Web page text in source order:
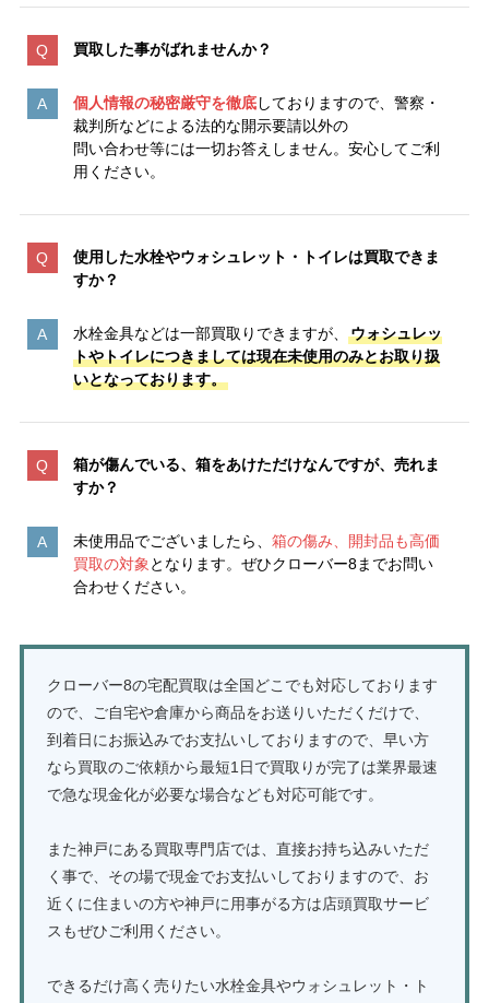
買取した事がばれませんか？
個人情報の秘密厳守を徹底しておりますので、警察・
裁判所などによる法的な開示要請以外の
問い合わせ等には一切お答えしません。安心してご利
用ください。
使用した水栓やウォシュレット ・トイレは買取できま
すか？
水栓金具などは一部買取りできますが、
ウォシュレッ
トやトイレにつきましては現在未使用のみとお取り扱
いとなっております。
箱が傷んでいる、箱をあけただけなんですが、売れま
すか？
未使用品でございましたら、 箱の傷み、開封品も高価
買取の対象となります。ぜひクローバー8までお問い
合わせください。
クローバー8の宅配買取は全国どこでも対応しております
ので、ご自宅や倉庫から商品をお送りいただくだけで、
到着日にお振込みでお支払いしておりますので、早い方
なら買取のご依頼から最短1日で買取りが完了は業界最速
で急な現金化が必要な場合なども対応可能です。
また神戸にある買取専門店では、直接お持ち込みいただ
く事で、その場で現金でお支払いしておりますので、お
近くに住まいの方や神戸に用事がる方は店頭買取サービ
スもぜひご利用ください。
できるだけ高く売りたい水栓金具やウォシュレット・ト